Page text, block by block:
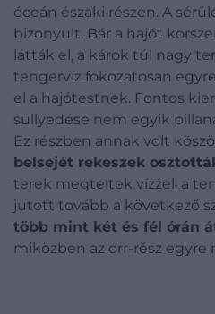
óceán északi részén. A
bizonyult. Bár a hajót
látták el, a károk túl nagy
tengervíz fokozatosan
el a hajótestnek. Fontos
süllyedése nem egyik
Ez részben annak volt
belsejét rekeszek
terek megteltek vízzel, a
jutott tovább a következő
több mint két és fél órán
miközben az orr-rész